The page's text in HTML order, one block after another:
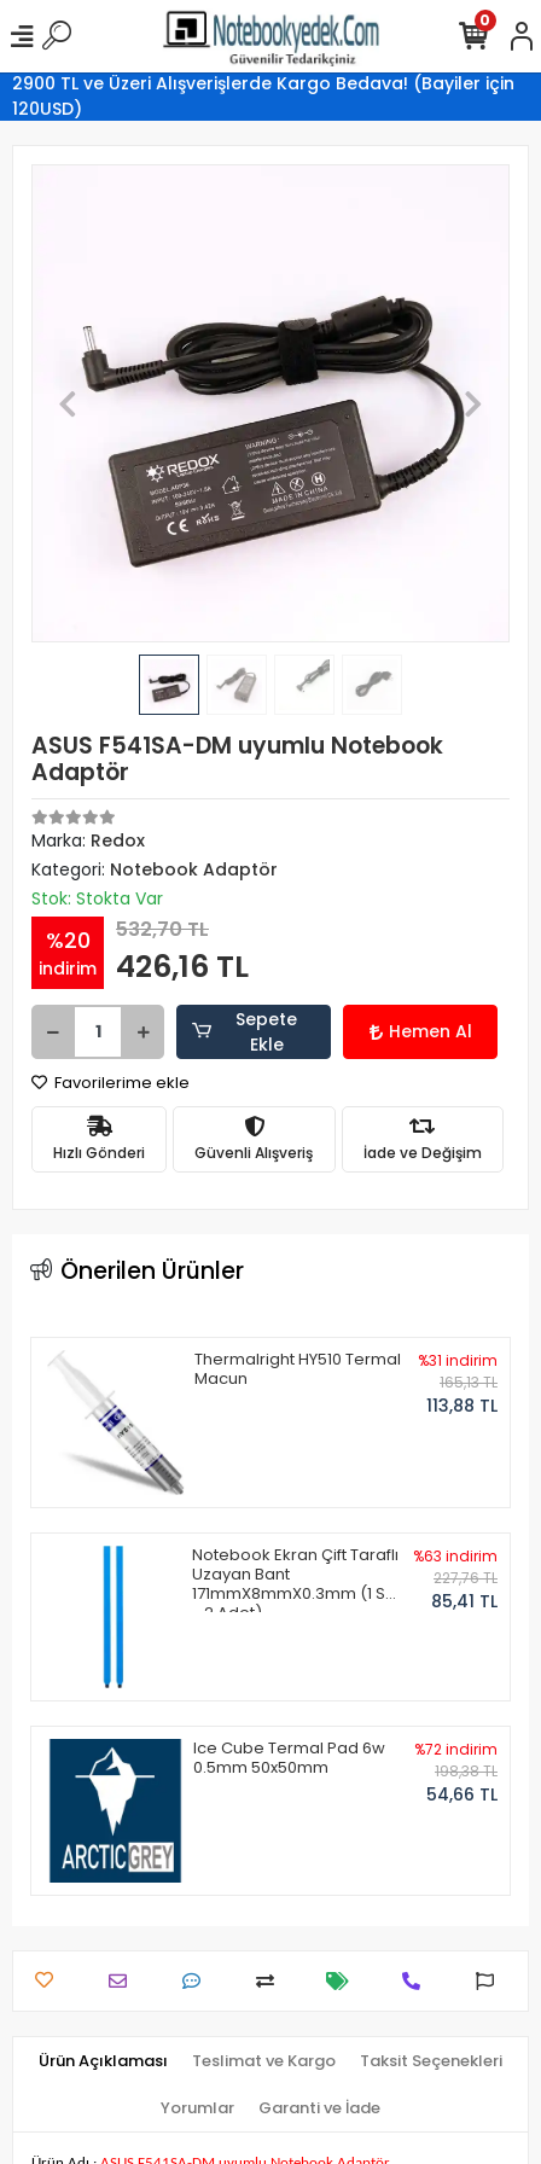
2900 TL ve Üzeri Alışverişlerde Kargo Bedava! (Bayiler için
120USD)
0
ASUS F541SA-DM uyumlu Notebook
Adaptör
Marka: Redox
Kategori: Notebook Adaptör
Stok: Stokta Var
%20
indirim
532,70 TL
426,16 TL
Sepete
Ekle
Hemen Al
Favorilerime ekle
Hızlı Gönderi Güvenli Alışveriş İade ve Değişim
Önerilen Ürünler
Thermalright HY510 Termal
Macun
%31 indirim
165,13 TL
113,88 TL
Notebook Ekran Çift Taraflı
Uzayan Bant
171mmX8mmX0.3mm (1 Set
- 2 Adet)
%63 indirim
227,76 TL
85,41 TL
Ice Cube Termal Pad 6w
0.5mm 50x50mm
%72 indirim
198,38 TL
54,66 TL
Ürün Açıklaması Teslimat ve Kargo Taksit Seçenekleri
Yorumlar Garanti ve İade